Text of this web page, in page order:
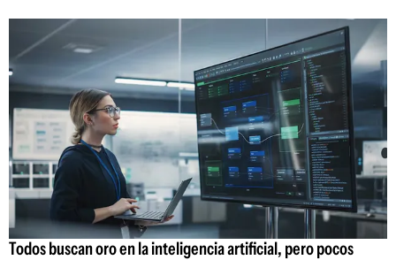
Todos buscan oro en la inteligencia artificial, pero pocos